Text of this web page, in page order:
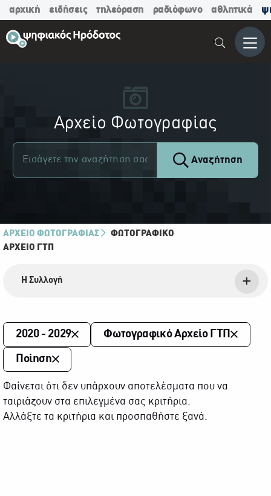
αρχική ειδήσεις τηλεόραση ραδιόφωνο αθλητικά
Μενού
Αρχείο Φωτογραφίας
Αναζήτηση
ΑΡΧΕΙΟ ΦΩΤΟΓΡΑΦΙΑΣ
ΦΩΤΟΓΡΑΦΙΚΌ
ΑΡΧΕΊΟ ΓΤΠ
Η Συλλογή
2020 - 2029 Φωτογραφικό Αρχείο ΓΤΠ
Ποίηση
Φαίνεται ότι δεν υπάρχουν αποτελέσματα που να
ταιριάζουν στα επιλεγμένα σας κριτήρια.
Αλλάξτε τα κριτήρια και προσπαθήστε ξανά.